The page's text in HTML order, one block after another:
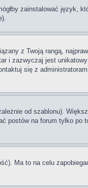
zainstalować język,
z Twoją rangą,
i zazwyczaj jest
się z
od szablonu).
postów na forum tylko po
Ma to na celu